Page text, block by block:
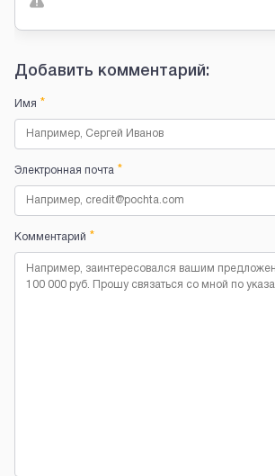
Добавить комментарий:
Имя *
Электронная почта *
Комментарий *